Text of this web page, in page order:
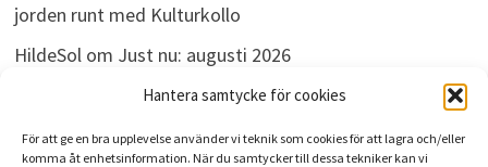
Hantera samtycke för cookies
För att ge en bra upplevelse använder vi teknik som cookies för att lagra och/eller
komma åt enhetsinformation. När du samtycker till dessa tekniker kan vi
jorden runt med Kulturkollo
HildeSolom Just nu: augusti 2026
omJust nu: augusti 2026